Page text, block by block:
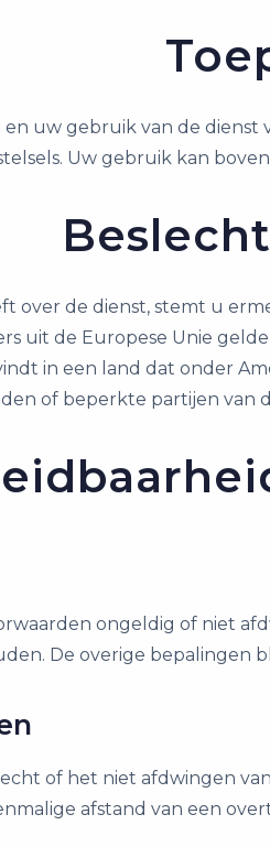
en uw gebruik van de
Uw gebruik kan
over de dienst, stemt u
uit de Europese Unie
in een land dat onder
of beperkte partijen van
ongeldig of niet
De overige bepalingen
of het niet afdwingen
afstand van een